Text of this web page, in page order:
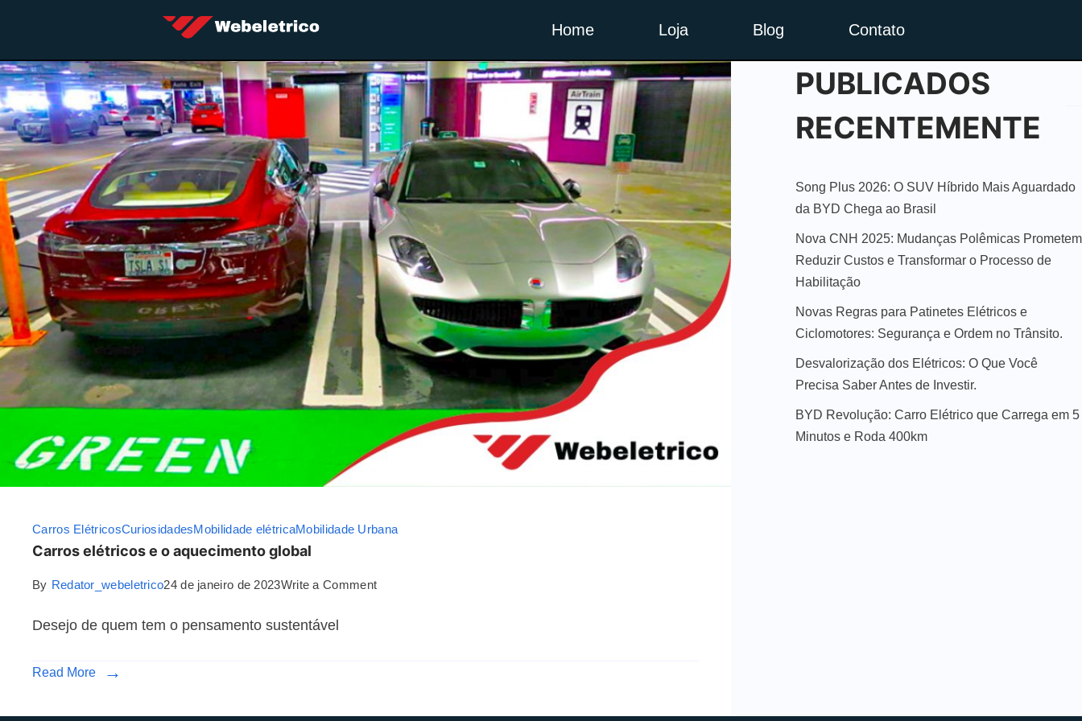
Home Loja Blog Contato
Carros ElétricosCuriosidadesMobilidade elétricaMobilidade Urbana
Carros elétricos e o aquecimento global
By Redator_webeletrico24 de janeiro de 2023Write a Comment
Desejo de quem tem o pensamento sustentável
Read More
PUBLICADOS
RECENTEMENTE
Song Plus 2026: O SUV Híbrido Mais Aguardado
da BYD Chega ao Brasil
Nova CNH 2025: Mudanças Polêmicas Prometem
Reduzir Custos e Transformar o Processo de
Habilitação
Novas Regras para Patinetes Elétricos e
Ciclomotores: Segurança e Ordem no Trânsito.
Desvalorização dos Elétricos: O Que Você
Precisa Saber Antes de Investir.
BYD Revolução: Carro Elétrico que Carrega em 5
Minutos e Roda 400km